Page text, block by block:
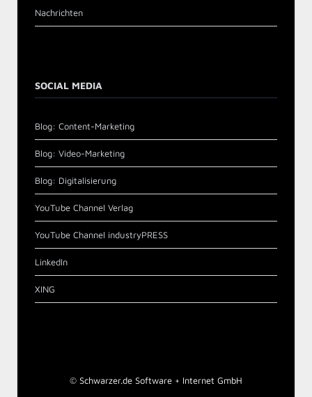
Nachrichten
SOCIAL MEDIA
Blog: Content-Marketing
Blog: Video-Marketing
Blog: Digitalisierung
YouTube Channel Verlag
YouTube Channel industryPRESS
LinkedIn
XING
© Schwarzer.de Software + Internet GmbH